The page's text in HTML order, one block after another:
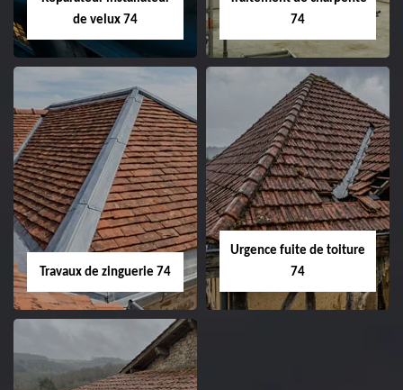
de velux 74
74
Travaux de zinguerie 74
Urgence fuite de toiture
74